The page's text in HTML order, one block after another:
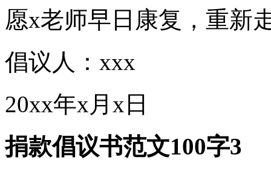
愿x老师早日康复，重新
倡议人：xxx
20xx年x月x日
捐款倡议书范文100字3